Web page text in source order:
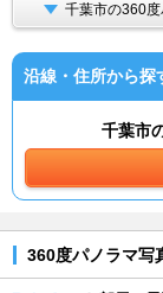
千葉市の360
沿線・住所から探
千葉市
360度パノラマ写